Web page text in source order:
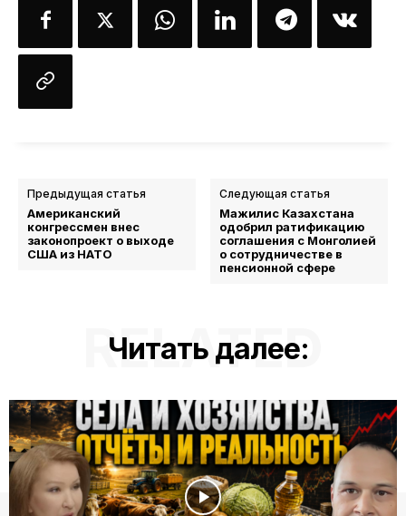
Предыдущая статья
Американский
конгрессмен внес
законопроект о выходе
США из НАТО
Следующая статья
Мажилис Казахстана
одобрил ратификацию
соглашения с Монголией
о сотрудничестве в
пенсионной сфере
Читать далее:
RELATED